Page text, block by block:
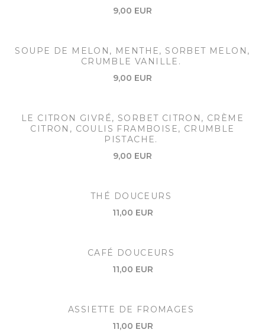
9,00 EUR
SOUPE DE MELON, MENTHE, SORBET MELON,
CRUMBLE VANILLE.
9,00 EUR
LE CITRON GIVRÉ, SORBET CITRON, CRÈME
CITRON, COULIS FRAMBOISE, CRUMBLE
PISTACHE.
9,00 EUR
THÉ DOUCEURS
11,00 EUR
CAFÉ DOUCEURS
11,00 EUR
ASSIETTE DE FROMAGES
11,00 EUR